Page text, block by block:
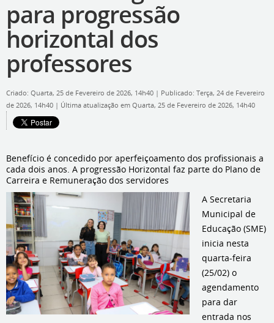
para progressão
horizontal dos
professores
Criado: Quarta, 25 de Fevereiro de 2026, 14h40 | Publicado: Terça, 24 de Fevereiro
de 2026, 14h40 | Última atualização em Quarta, 25 de Fevereiro de 2026, 14h40
Benefício é concedido por aperfeiçoamento dos profissionais a
cada dois anos. A progressão Horizontal faz parte do Plano de
Carreira e Remuneração dos servidores
A Secretaria
Municipal de
Educação (SME)
inicia nesta
quarta-feira
(25/02) o
agendamento
para dar
entrada nos